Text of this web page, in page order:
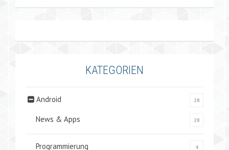
KATEGORIEN
Android 28
News & Apps 28
Programmierung 4